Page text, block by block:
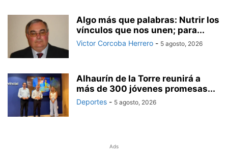
Algo más que palabras: Nutrir los
vínculos que nos unen; para...
Victor Corcoba Herrero - 5 agosto, 2026
Alhaurín de la Torre reunirá a
más de 300 jóvenes promesas...
Deportes - 5 agosto, 2026
Ads